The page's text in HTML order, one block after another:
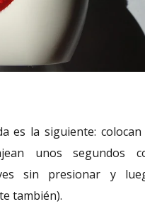
es la siguiente:
unos segundos
sin presionar y
también).